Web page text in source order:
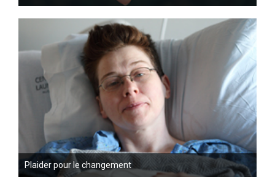
Plaider pour le changement